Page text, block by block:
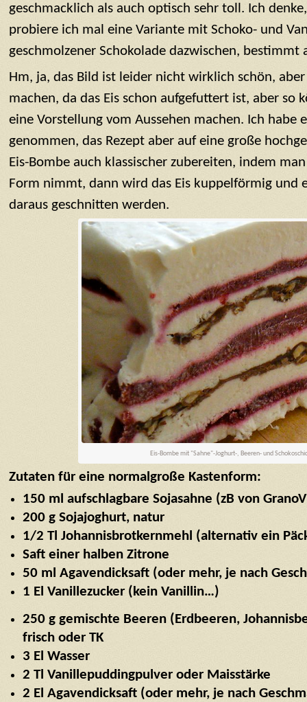
geschmacklich als auch optisch sehr toll. Ich
probiere ich mal eine Variante mit Schoko- und
geschmolzener Schokolade dazwischen, bestimmt
Hm, ja, das Bild ist leider nicht wirklich schön,
machen, da das Eis schon aufgefuttert ist, aber so
eine Vorstellung vom Aussehen machen. Ich habe
genommen, das Rezept aber auf eine große
Eis-Bombe auch klassischer zubereiten, indem
Form nimmt, dann wird das Eis kuppelförmig und
daraus geschnitten werden.
Eis-Bombe mit "Sahne"-Joghurt-, Beeren- und
Zutaten für eine normalgroße Kastenform:
150 ml aufschlagbare Sojasahne (zB von
200 g Sojajoghurt, natur
1/2 Tl Johannisbrotkernmehl (alternativ ein
Saft einer halben Zitrone
50 ml Agavendicksaft (oder mehr, je nach
1 El Vanillezucker (kein Vanillin…)
250 g gemischte Beeren (Erdbeeren,
frisch oder TK
3 El Wasser
2 Tl Vanillepuddingpulver oder Maisstärke
2 El Agavendicksaft (oder mehr, je nach